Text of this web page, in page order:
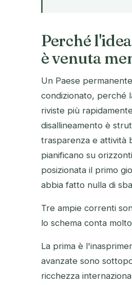
Perché
è venuta
Un Paese
condizionato, perché
riviste più
disallineamento è
trasparenza e attività
pianificano su
posizionata il primo
abbia fatto nulla di
Tre ampie correnti
lo schema conta
La prima è
avanzate sono
ricchezza